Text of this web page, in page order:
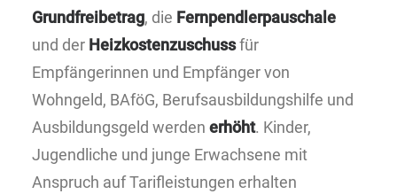
Grundfreibetrag, die Fernpendlerpauschale
und der Heizkostenzuschussfür
Empfängerinnen und Empfänger von
Wohngeld, BAföG, Berufsausbildungshilfe und
Ausbildungsgeld werden erhöht. Kinder,
Jugendliche und junge Erwachsene mit
Anspruch auf Tarifleistungen erhalten